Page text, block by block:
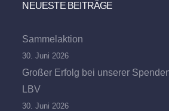
NEUESTE BEITRÄGE
Sammelaktion
30. Juni 2026
Großer Erfolg bei unserer
LBV
30. Juni 2026